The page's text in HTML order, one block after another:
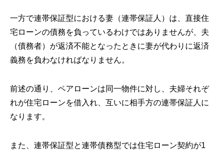
一方で連帯保証型における妻（連帯保証人）は、直接住
宅ローンの債務を負っているわけではありませんが、夫
（債務者）が返済不能となったときに妻が代わりに返済
義務を負わなければなりません。
前述の通り、ペアローンは同一物件に対し、夫婦それぞ
れが住宅ローンを借入れ、互いに相手方の連帯保証人に
なります。
また、連帯保証型と連帯債務型では住宅ローン契約が1